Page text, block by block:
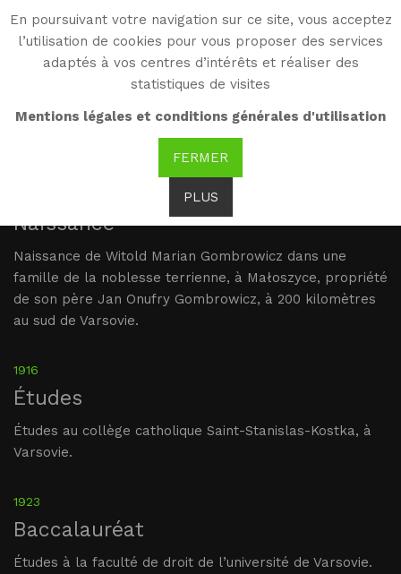
En poursuivant votre navigation sur ce site, vous acceptez
l’utilisation de cookies pour vous proposer des services
adaptés à vos centres d’intérêts et réaliser des
statistiques de visites
Mentions légales et conditions générales d'utilisation
FERMER
PLUS
WG
Witold Gombrowicz
Brève Biographie
Naissance
Naissance de Witold Marian Gombrowicz dans une
famille de la noblesse terrienne, à Małoszyce, propriété
de son père Jan Onufry Gombrowicz, à 200 kilomètres
au sud de Varsovie.
1916
Études
Études au collège catholique Saint-Stanislas-Kostka, à
Varsovie.
1923
Baccalauréat
Études à la faculté de droit de l’université de Varsovie.